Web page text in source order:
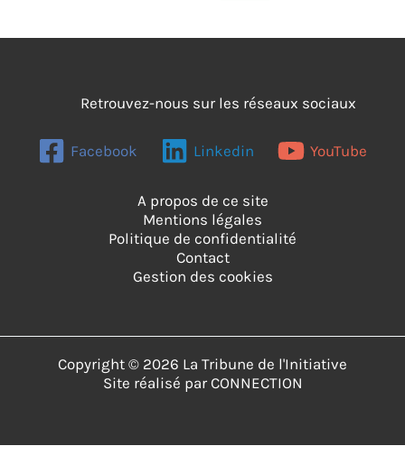
Retrouvez-nous sur les réseaux sociaux
Facebook Linkedin YouTube
A propos de ce site
Mentions légales
Politique de confidentialité
Contact
Gestion des cookies
Copyright © 2026 La Tribune de l'Initiative
Site réalisé par CONNECTION